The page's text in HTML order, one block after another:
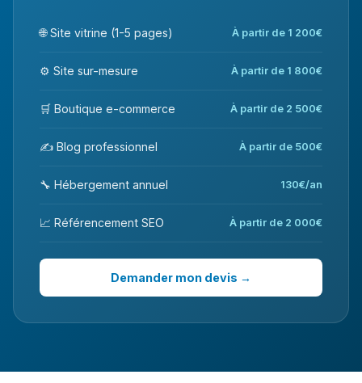
🌐 Site vitrine (1-5 pages) À partir de 1 200€
⚙️ Site sur-mesure À partir de 1 800€
🛒 Boutique e-commerce À partir de 2 500€
✍️ Blog professionnel À partir de 500€
🔧 Hébergement annuel 130€/an
📈 Référencement SEO À partir de 2 000€
Demander mon devis →